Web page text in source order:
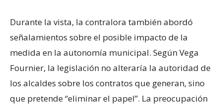
Durante la vista, la contralora también abordó
señalamientos sobre el posible impacto de la
medida en la autonomía municipal. Según Vega
Fournier, la legislación no alteraría la autoridad de
los alcaldes sobre los contratos que generan, sino
que pretende “eliminar el papel”. La preocupación